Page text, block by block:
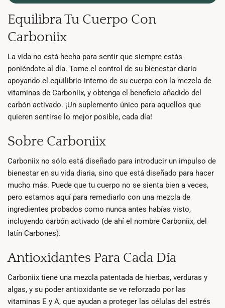
Equilibra Tu Cuerpo Con
Carboniix
La vida no está hecha para sentir que siempre estás
poniéndote al día. Tome el control de su bienestar diario
apoyando el equilibrio interno de su cuerpo con la mezcla de
vitaminas de Carboniix, y obtenga el beneficio añadido del
carbón activado. ¡Un suplemento único para aquellos que
quieren sentirse lo mejor posible, cada día!
Sobre Carboniix
Carboniix no sólo está diseñado para introducir un impulso de
bienestar en su vida diaria, sino que está diseñado para hacer
mucho más. Puede que tu cuerpo no se sienta bien a veces,
pero estamos aquí para remediarlo con una mezcla de
ingredientes probados como nunca antes habías visto,
incluyendo carbón activado (de ahí el nombre Carboniix, del
latín Carbones).
Antioxidantes Para Cada Día
Carboniix tiene una mezcla patentada de hierbas, verduras y
algas, y su poder antioxidante se ve reforzado por las
vitaminas E y A, que ayudan a proteger las células del estrés